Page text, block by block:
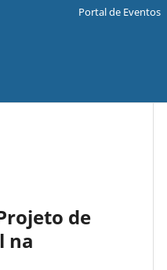
Portal de Eventos
de
na